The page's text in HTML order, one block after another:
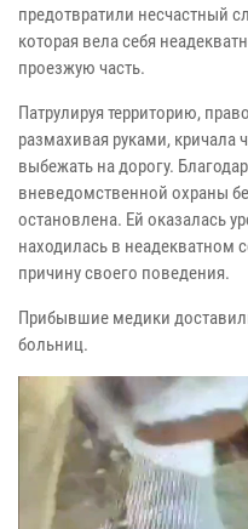
предотвратили несчастный
которая вела себя
проезжую часть.
Патрулируя территорию,
размахивая руками, кричала
выбежать на дорогу.
вневедомственной охраны
остановлена. Ей оказалась
находилась в неадекватном
причину своего поведения.
Прибывшие медики
больниц.